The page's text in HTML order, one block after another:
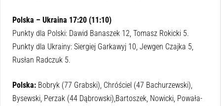
Polska – Ukraina 17:20 (11:10)
Punkty dla Polski: Dawid Banaszek 12, Tomasz Rokicki 5.
Punkty dla Ukrainy: Siergiej Garkawyj 10, Jewgen Czajka 5,
Rusłan Radczuk 5.
Polska: Bobryk (77 Grabski), Chróściel (47 Bachurzewski),
Bysewski, Perzak (44 Dąbrowski),Bartoszek, Nowicki, Powała-